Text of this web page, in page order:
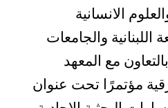
الانسانية
اللبنانية والجامعات
مع المعهد
مؤتمرًا تحت عنوان